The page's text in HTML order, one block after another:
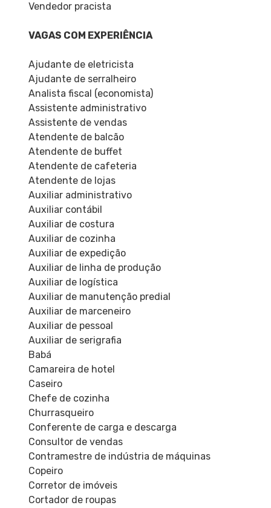
Vendedor pracista
VAGAS COM EXPERIÊNCIA
Ajudante de eletricista
Ajudante de serralheiro
Analista fiscal (economista)
Assistente administrativo
Assistente de vendas
Atendente de balcão
Atendente de buffet
Atendente de cafeteria
Atendente de lojas
Auxiliar administrativo
Auxiliar contábil
Auxiliar de costura
Auxiliar de cozinha
Auxiliar de expedição
Auxiliar de linha de produção
Auxiliar de logística
Auxiliar de manutenção predial
Auxiliar de marceneiro
Auxiliar de pessoal
Auxiliar de serigrafia
Babá
Camareira de hotel
Caseiro
Chefe de cozinha
Churrasqueiro
Conferente de carga e descarga
Consultor de vendas
Contramestre de indústria de máquinas
Copeiro
Corretor de imóveis
Cortador de roupas